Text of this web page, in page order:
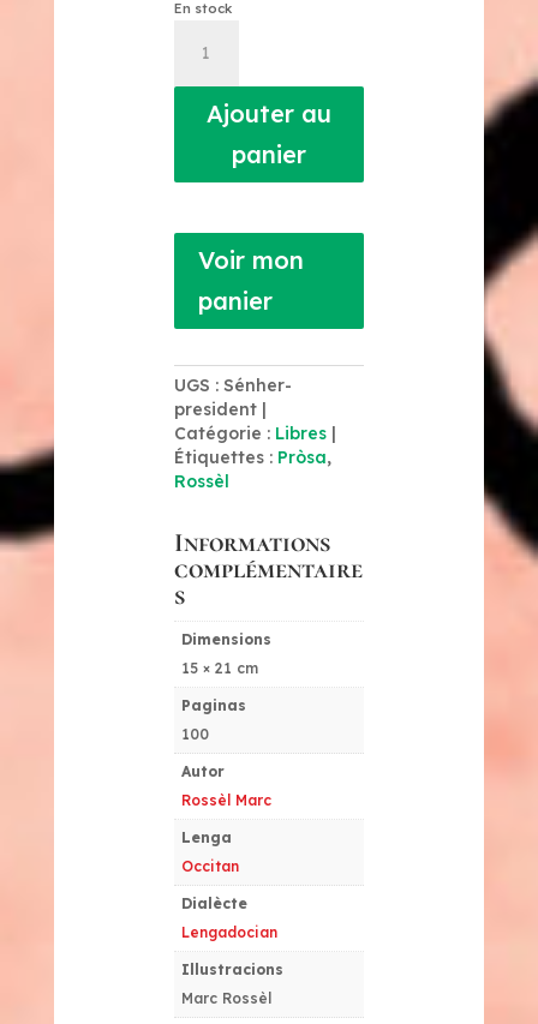
En stock
Sénher
President
Ajouter au
panier
Voir mon
panier
UGS : Sénher-
president
Catégorie : Libres
Étiquettes : Pròsa,
Rossèl
Informations
complémentaire
s
Dimensions
15 × 21 cm
Paginas
100
Autor
Rossèl Marc
Lenga
Occitan
Dialècte
Lengadocian
Illustracions
Marc Rossèl